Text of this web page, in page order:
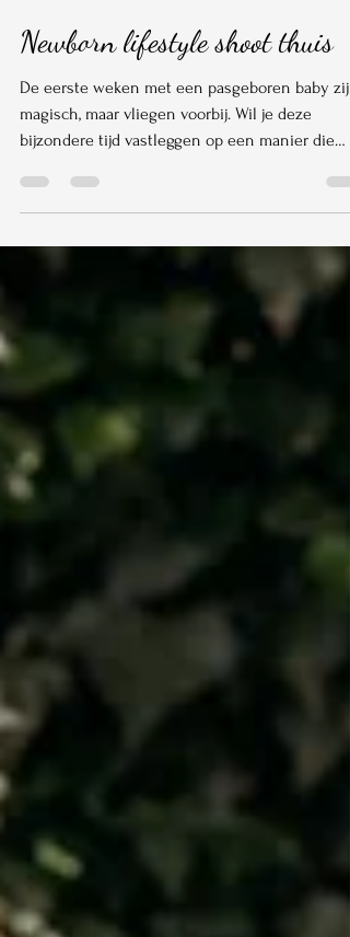
24 jan 2025
2 minuten om te lezen
Newborn lifestyle shoot thuis
De eerste weken met een pasgeboren baby zijn
bijzondere tijd vastleggen op een manier die
écht bij jullie past? Met mijn newborn lifestyle
van Twente leg ik deze kostbare momenten
in jullie vertrouwde omgeving. Wat is newborn
lifestyle fotografie? Newborn lifestyle fotografie
draait om het vastleggen van spontane,
Geen geposeerde